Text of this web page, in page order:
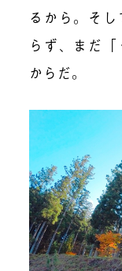
るから。そ
らず、まだ
からだ。